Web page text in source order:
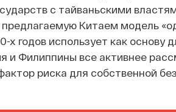
с тайваньскими
предлагаемую Китаем модель
х годов использует как основу
и Филиппины все активнее
риска для собственной